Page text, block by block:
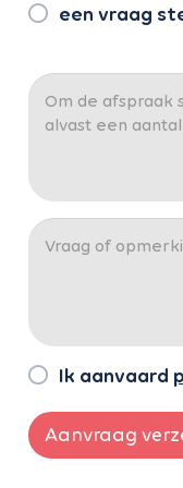
een vraag
Ik aanvaard
Aanvraag